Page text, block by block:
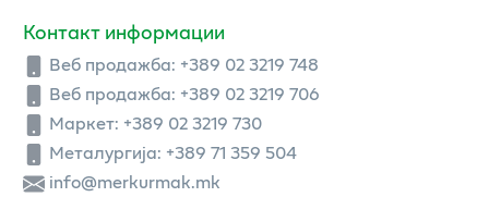
Контакт информации
Веб продажба: +389 02 3219 748
Веб продажба: +389 02 3219 706
Маркет: +389 02 3219 730
Металургија: +389 71 359 504
info@merkurmak.mk